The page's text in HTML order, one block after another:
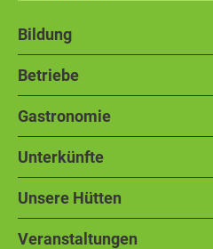
Bildung
Betriebe
Gastronomie
Unterkünfte
Unsere Hütten
Veranstaltungen